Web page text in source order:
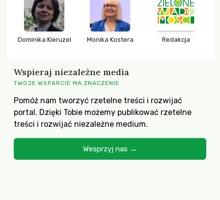
Dominika Kieruzel Monika Kostera Redakcja
Wspieraj niezależne media
TWOJE WSPARCIE MA ZNACZENIE
Pomóż nam tworzyć rzetelne treści i rozwijać
portal. Dzięki Tobie możemy publikować rzetelne
treści i rozwijać niezależne medium.
Wesprzyj nas →